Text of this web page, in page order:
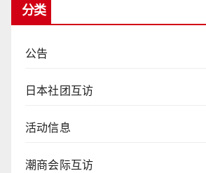
分类
公告
日本社团互访
活动信息
潮商会际互访